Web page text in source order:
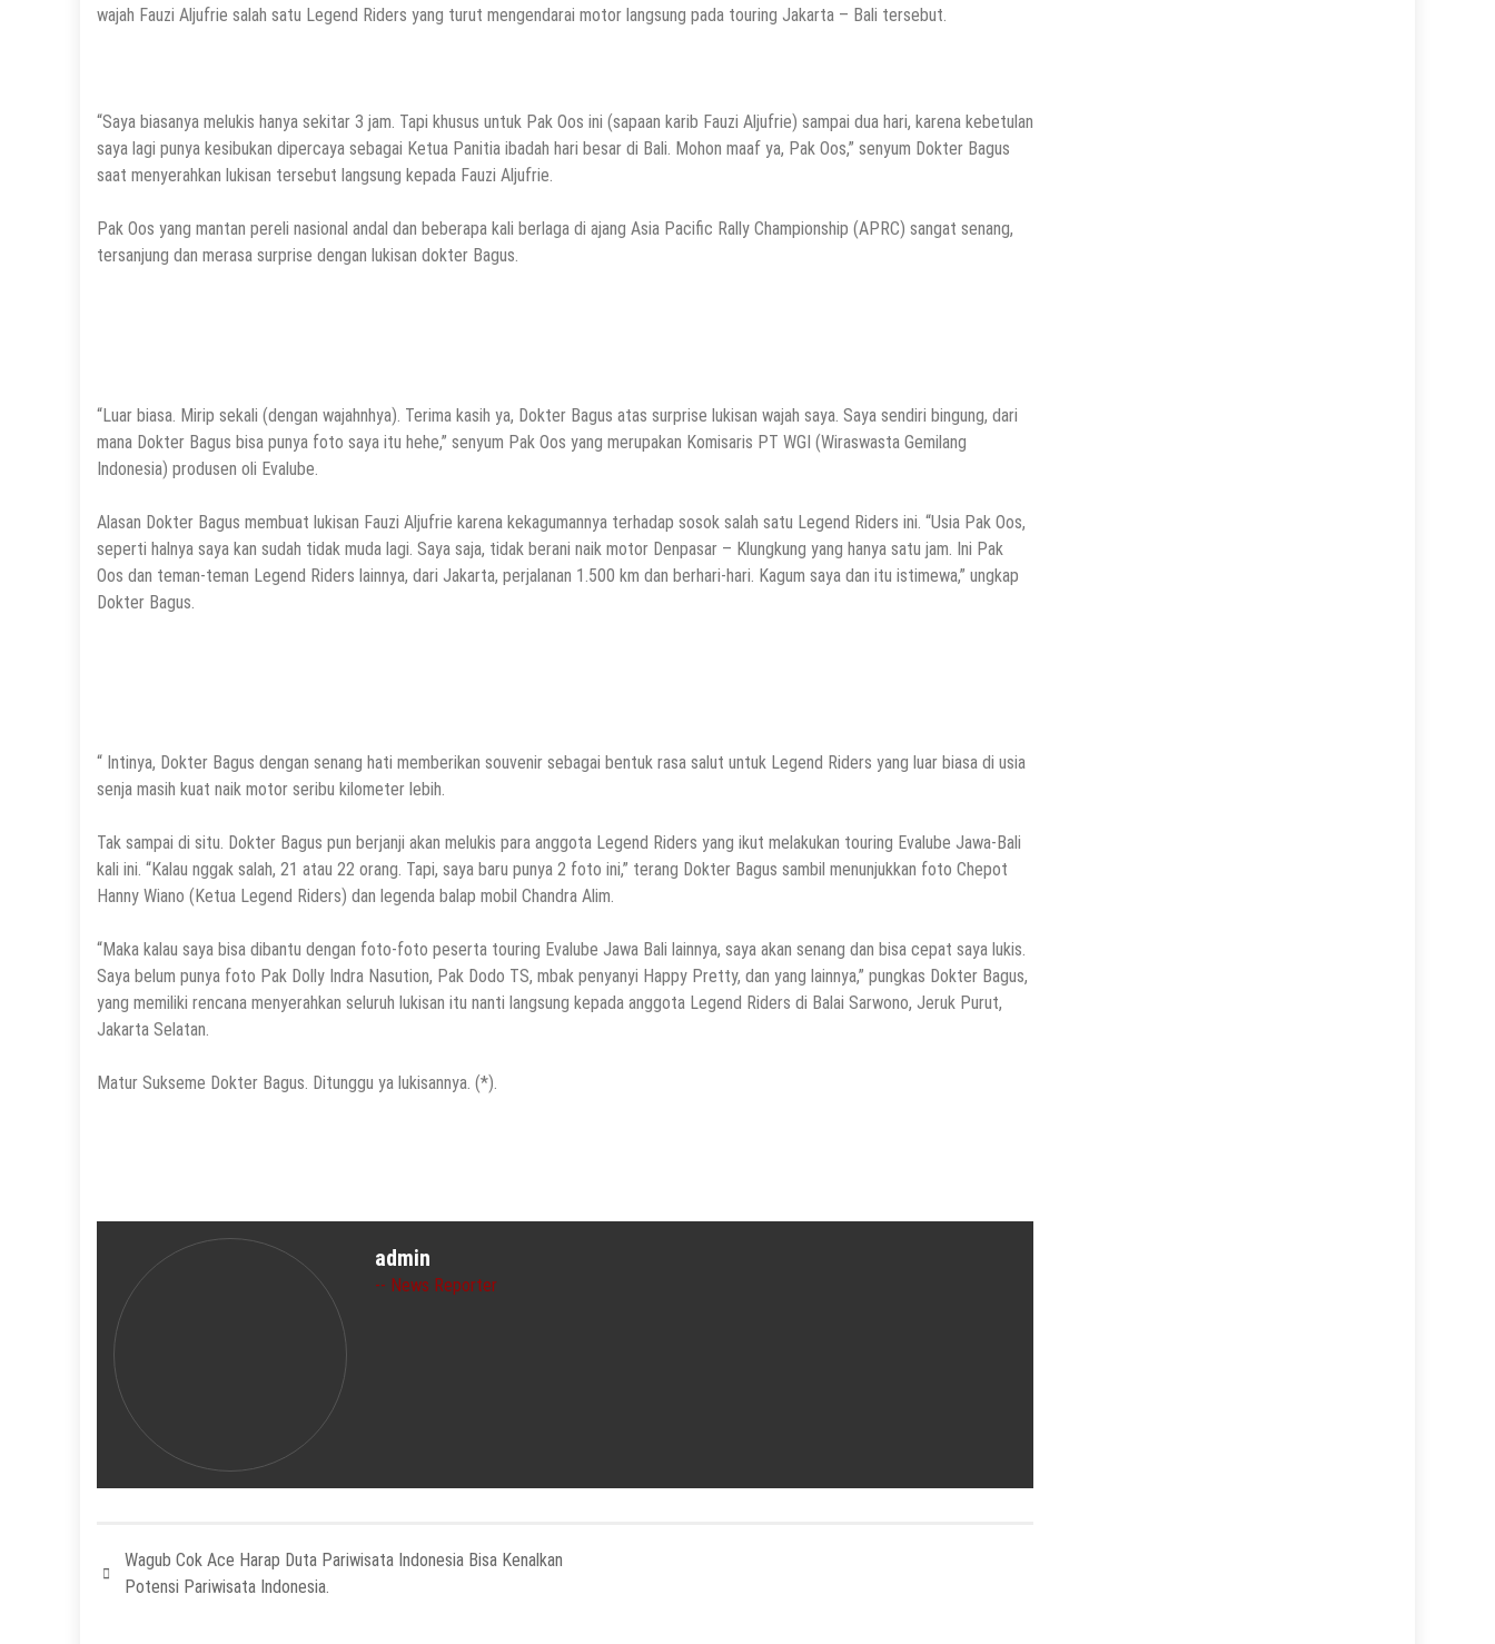
wajah Fauzi Aljufrie salah satu Legend Riders yang turut mengendarai motor langsung pada touring Jakarta – Bali tersebut.
“Saya biasanya melukis hanya sekitar 3 jam. Tapi khusus untuk Pak Oos ini (sapaan karib Fauzi Aljufrie) sampai dua hari, karena kebetulan
saya lagi punya kesibukan dipercaya sebagai Ketua Panitia ibadah hari besar di Bali. Mohon maaf ya, Pak Oos,” senyum Dokter Bagus
saat menyerahkan lukisan tersebut langsung kepada Fauzi Aljufrie.
Pak Oos yang mantan pereli nasional andal dan beberapa kali berlaga di ajang Asia Pacific Rally Championship (APRC) sangat senang,
tersanjung dan merasa surprise dengan lukisan dokter Bagus.
“Luar biasa. Mirip sekali (dengan wajahnhya). Terima kasih ya, Dokter Bagus atas surprise lukisan wajah saya. Saya sendiri bingung, dari
mana Dokter Bagus bisa punya foto saya itu hehe,” senyum Pak Oos yang merupakan Komisaris PT WGI (Wiraswasta Gemilang
Indonesia) produsen oli Evalube.
Alasan Dokter Bagus membuat lukisan Fauzi Aljufrie karena kekagumannya terhadap sosok salah satu Legend Riders ini. “Usia Pak Oos,
seperti halnya saya kan sudah tidak muda lagi. Saya saja, tidak berani naik motor Denpasar – Klungkung yang hanya satu jam. Ini Pak
Oos dan teman-teman Legend Riders lainnya, dari Jakarta, perjalanan 1.500 km dan berhari-hari. Kagum saya dan itu istimewa,” ungkap
Dokter Bagus.
“ Intinya, Dokter Bagus dengan senang hati memberikan souvenir sebagai bentuk rasa salut untuk Legend Riders yang luar biasa di usia
senja masih kuat naik motor seribu kilometer lebih.
Tak sampai di situ. Dokter Bagus pun berjanji akan melukis para anggota Legend Riders yang ikut melakukan touring Evalube Jawa-Bali
kali ini. “Kalau nggak salah, 21 atau 22 orang. Tapi, saya baru punya 2 foto ini,” terang Dokter Bagus sambil menunjukkan foto Chepot
Hanny Wiano (Ketua Legend Riders) dan legenda balap mobil Chandra Alim.
“Maka kalau saya bisa dibantu dengan foto-foto peserta touring Evalube Jawa Bali lainnya, saya akan senang dan bisa cepat saya lukis.
Saya belum punya foto Pak Dolly Indra Nasution, Pak Dodo TS, mbak penyanyi Happy Pretty, dan yang lainnya,” pungkas Dokter Bagus,
yang memiliki rencana menyerahkan seluruh lukisan itu nanti langsung kepada anggota Legend Riders di Balai Sarwono, Jeruk Purut,
Jakarta Selatan.
Matur Sukseme Dokter Bagus. Ditunggu ya lukisannya. (*).
admin
News Reporter
Wagub Cok Ace Harap Duta Pariwisata Indonesia Bisa Kenalkan
Potensi Pariwisata Indonesia.